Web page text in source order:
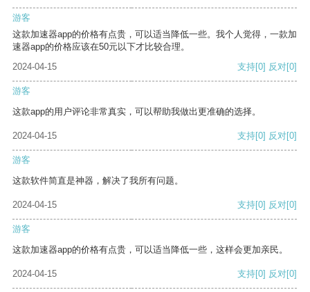
游客
这款加速器app的价格有点贵，可以适当降低一些。我个人觉得，一款加
速器app的价格应该在50元以下才比较合理。
2024-04-15
支持[0] 反对[0]
游客
这款app的用户评论非常真实，可以帮助我做出更准确的选择。
2024-04-15 支持[0] 反对[0]
游客
这款软件简直是神器，解决了我所有问题。
2024-04-15 支持[0] 反对[0]
游客
这款加速器app的价格有点贵，可以适当降低一些，这样会更加亲民。
2024-04-15 支持[0] 反对[0]